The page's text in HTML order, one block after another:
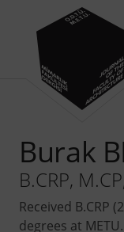
Burak
B.CRP,
Received B.CRP
degrees at